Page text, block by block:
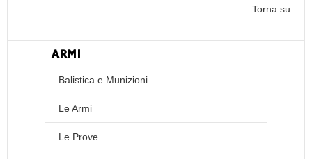
Torna su
ARMI
Balistica e Munizioni
Le Armi
Le Prove